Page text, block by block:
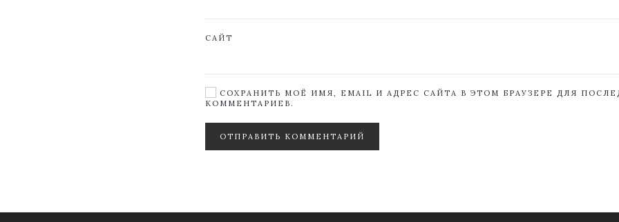
САЙТ
СОХРАНИТЬ МОЁ ИМЯ, EMAIL И АДРЕС САЙТА В ЭТОМ БРАУЗЕРЕ ДЛЯ
КОММЕНТАРИЕВ.
ОТПРАВИТЬ КОММЕНТАРИЙ